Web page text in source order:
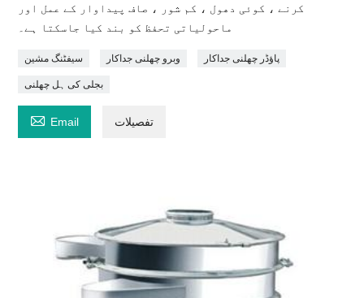
کرنے ، کوئی دھول ، کم شور ، صاف پیداوار کے عمل اور
ماحولیاتی تحفظ کو بند کیا جاسکتا ہے۔
سیفٹنگ مشین وبرو چھلنی جداکار پاؤڈر چھلنی جداکار
بجلی کی ہل چھلنی
 Email تفصیلات